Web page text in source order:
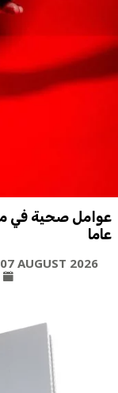
عاما
07 AUGUST 2026